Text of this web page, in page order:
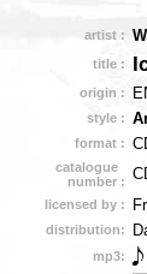
artist :
title :
origin :
style :
format :
catalogue
number :
licensed by :
distribution:
mp3: